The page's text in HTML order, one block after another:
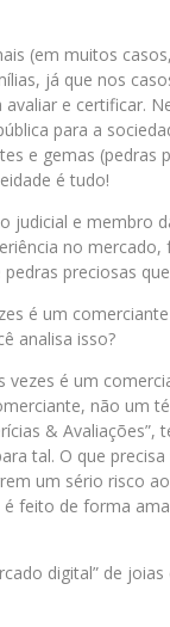
(em muitos
já que nos
e certificar.
para a
e gemas
é tudo!
e membro
no
preciosas
é um
analisa isso?
é um
não um
&
tal. O que
um sério risco
feito de forma
digital” de